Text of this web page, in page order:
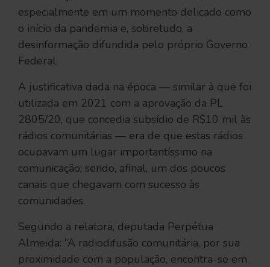
especialmente em um momento delicado como
o início da pandemia e, sobretudo, a
desinformação difundida pelo próprio Governo
Federal.
A justificativa dada na época — similar à que foi
utilizada em 2021 com a aprovação da PL
2805/20, que concedia subsídio de R$10 mil às
rádios comunitárias — era de que estas rádios
ocupavam um lugar importantíssimo na
comunicação; sendo, afinal, um dos poucos
canais que chegavam com sucesso às
comunidades.
Segundo a relatora, deputada Perpétua
Almeida: “A radiodifusão comunitária, por sua
proximidade com a população, encontra-se em